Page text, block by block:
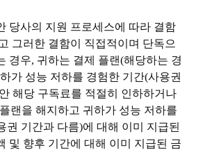
당사의 지원 프로세스에 따라 결함
그러한 결함이 직접적이며 단독으
경우, 귀하는 결제 플랜(해당하는 경
가 성능 저하를 경험한 기간(사용권
해당 구독료를 적절히 인하하거나
랜을 해지하고 귀하가 성능 저하를
권 기간과 다름)에 대해 이미 지급된
및 향후 기간에 대해 이미 지급된 금